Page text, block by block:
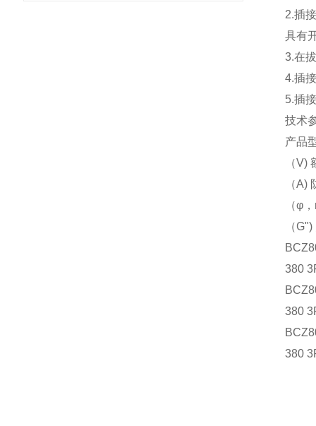
2.插
具有
3.在
4.插
5.插
技术
产品
（V)
（A)
（φ
（
380
380
380